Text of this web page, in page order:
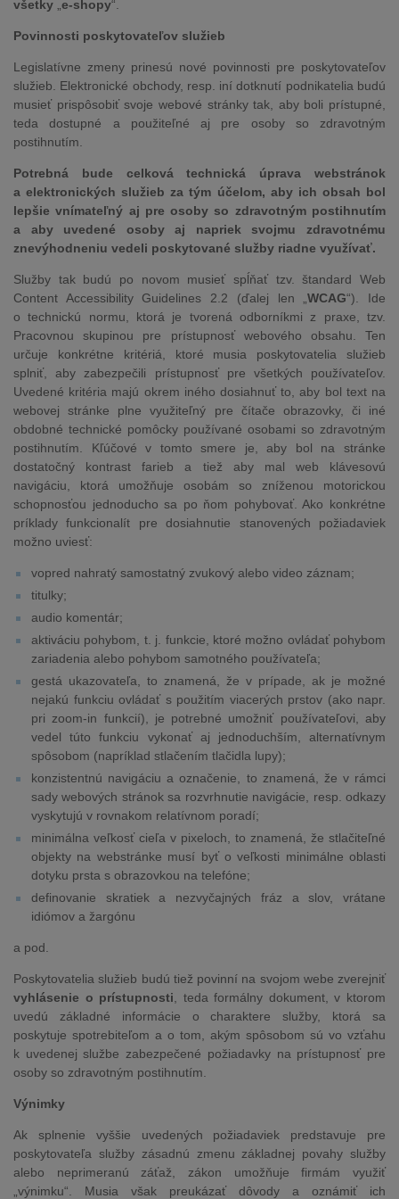
všetky e-shopy“.
Povinnosti poskytovateľov služieb
Legislatívne zmeny prinesú nové povinnosti pre poskytovateľov
služieb. Elektronické obchody, resp. iní dotknutí podnikatelia budú
musieť prispôsobiť svoje webové stránky tak, aby boli prístupné,
teda dostupné a použiteľné aj pre osoby so zdravotným
postihnutím.
Potrebná bude celková technická úprava webstránok
a elektronických služieb za tým účelom, aby ich obsah bol
lepšie vnímateľný aj pre osoby so zdravotným postihnutím
a aby uvedené osoby aj napriek svojmu zdravotnému
znevýhodneniu vedeli poskytované služby riadne využívať.
Služby tak budú po novom musieť spĺňať tzv. štandard Web
Content Accessibility Guidelines 2.2 (ďalej len „WCAG“). Ide
o technickú normu, ktorá je tvorená odborníkmi z praxe, tzv.
Pracovnou skupinou pre prístupnosť webového obsahu. Ten
určuje konkrétne kritériá, ktoré musia poskytovatelia služieb
splniť, aby zabezpečili prístupnosť pre všetkých používateľov.
Uvedené kritéria majú okrem iného dosiahnuť to, aby bol text na
webovej stránke plne využiteľný pre čítače obrazovky, či iné
obdobné technické pomôcky používané osobami so zdravotným
postihnutím. Kľúčové v tomto smere je, aby bol na stránke
dostatočný kontrast farieb a tiež aby mal web klávesovú
navigáciu, ktorá umožňuje osobám so zníženou motorickou
schopnosťou jednoducho sa po ňom pohybovať. Ako konkrétne
príklady funkcionalít pre dosiahnutie stanovených požiadaviek
možno uviesť:
vopred nahratý samostatný zvukový alebo video záznam;
titulky;
audio komentár;
aktiváciu pohybom, t. j. funkcie, ktoré možno ovládať pohybom
zariadenia alebo pohybom samotného používateľa;
gestá ukazovateľa, to znamená, že v prípade, ak je možné
nejakú funkciu ovládať s použitím viacerých prstov (ako napr.
pri zoom-in funkcií), je potrebné umožniť používateľovi, aby
vedel túto funkciu vykonať aj jednoduchším, alternatívnym
spôsobom (napríklad stlačením tlačidla lupy);
konzistentnú navigáciu a označenie, to znamená, že v rámci
sady webových stránok sa rozvrhnutie navigácie, resp. odkazy
vyskytujú v rovnakom relatívnom poradí;
minimálna veľkosť cieľa v pixeloch, to znamená, že stlačiteľné
objekty na webstránke musí byť o veľkosti minimálne oblasti
dotyku prsta s obrazovkou na telefóne;
definovanie skratiek a nezvyčajných fráz a slov, vrátane
idiómov a žargónu
a pod.
Poskytovatelia služieb budú tiež povinní na svojom webe zverejniť
vyhlásenie o prístupnosti , teda formálny dokument, v ktorom
uvedú základné informácie o charaktere služby, ktorá sa
poskytuje spotrebiteľom a o tom, akým spôsobom sú vo vzťahu
k uvedenej službe zabezpečené požiadavky na prístupnosť pre
osoby so zdravotným postihnutím.
Výnimky
Ak splnenie vyššie uvedených požiadaviek predstavuje pre
poskytovateľa služby zásadnú zmenu základnej povahy služby
alebo neprimeranú záťaž, zákon umožňuje firmám využiť
„výnimku“. Musia však preukázať dôvody a oznámiť ich